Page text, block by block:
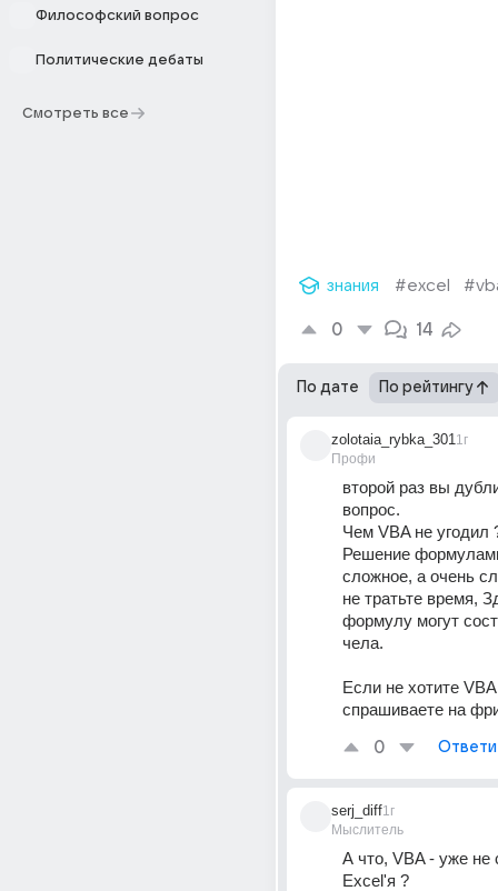
Философский вопрос
Политические дебаты
Смотреть все
знания #excel
0 14
По дате По рейтингу
zolotaia_rybka_301
Профи
1г
второй раз вы
вопрос.
Чем VBA не угодил
Решение
сложное, а очень
не тратьте время,
формулу могут
чела.
Если не хотите
спрашиваете на
0
serj_diff
Мыслитель
1г
А что, VBA - уже не
Excel'я ?